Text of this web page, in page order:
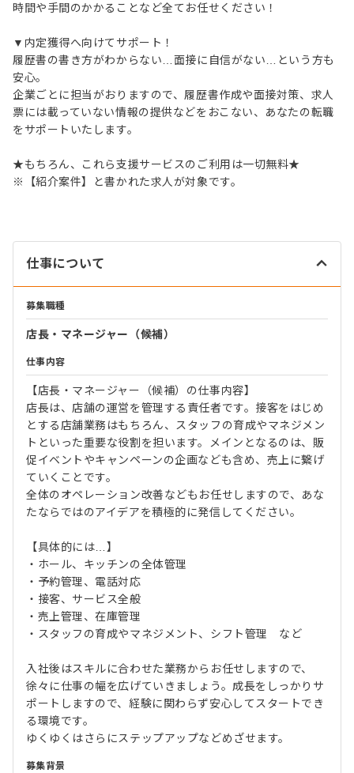
時間や手間のかかることなど全てお任せください！
▼内定獲得へ向けてサポート！
履歴書の書き方がわからない…面接に自信がない…という方も
安心。
企業ごとに担当がおりますので、履歴書作成や面接対策、求人
票には載っていない情報の提供などをおこない、あなたの転職
をサポートいたします。
★もちろん、これら支援サービスのご利用は一切無料★
※【紹介案件】と書かれた求人が対象です。
仕事について
募集職種
店長・マネージャー（候補）
仕事内容
【店長・マネージャー（候補）の仕事内容】
店長は、店舗の運営を管理する責任者です。接客をはじめ
とする店舗業務はもちろん、スタッフの育成やマネジメン
トといった重要な役割を担います。メインとなるのは、販
促イベントやキャンペーンの企画なども含め、売上に繋げ
ていくことです。
全体のオペレーション改善などもお任せしますので、あな
たならではのアイデアを積極的に発信してください。
【具体的には…】
・ホール、キッチンの全体管理
・予約管理、電話対応
・接客、サービス全般
・売上管理、在庫管理
・スタッフの育成やマネジメント、シフト管理 など
入社後はスキルに合わせた業務からお任せしますので、
徐々に仕事の幅を広げていきましょう。成長をしっかりサ
ポートしますので、経験に関わらず安心してスタートでき
る環境です。
ゆくゆくはさらにステップアップなどめざせます。
募集背景